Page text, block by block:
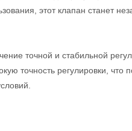
этот клапан станет
точной и стабильной
точность регулировки, что